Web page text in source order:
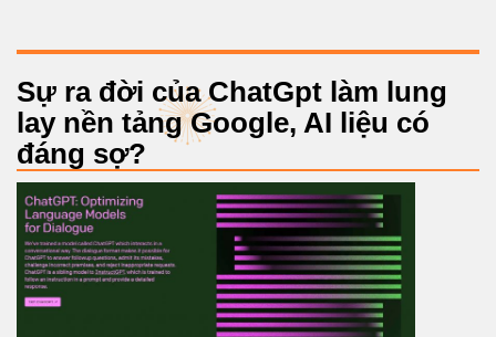
Sự ra đời của ChatGpt làm lung
lay nền tảng Google, AI liệu có
đáng sợ?